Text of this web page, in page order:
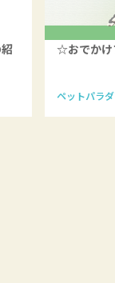
☆おでか
ペットパラ